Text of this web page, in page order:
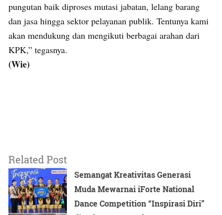
pungutan baik diproses mutasi jabatan, lelang barang
dan jasa hingga sektor pelayanan publik. Tentunya kami
akan mendukung dan mengikuti berbagai arahan dari
KPK,” tegasnya.
(Wie)
Related Post
Semangat Kreativitas Generasi
Muda Mewarnai iForte National
Dance Competition “Inspirasi Diri”